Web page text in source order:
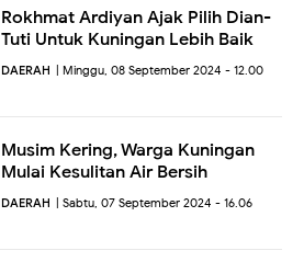
Rokhmat Ardiyan Ajak Pilih Dian-
Tuti Untuk Kuningan Lebih Baik
DAERAH | Minggu, 08 September 2024 - 12.00
Musim Kering, Warga Kuningan
Mulai Kesulitan Air Bersih
DAERAH | Sabtu, 07 September 2024 - 16.06